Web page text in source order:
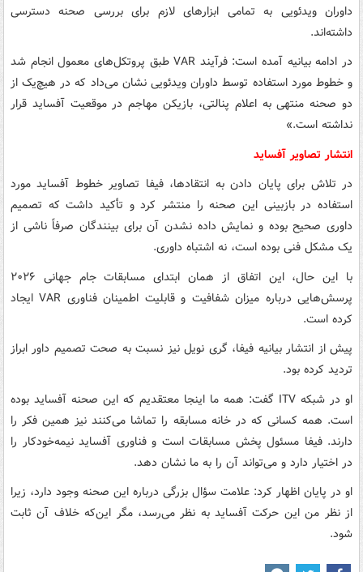
داوران ویدئویی به تمامی ابزارهای لازم برای بررسی صحنه دسترسی
داشته‌اند.
در ادامه بیانیه آمده است: فرآیند VAR طبق پروتکل‌های معمول انجام شد
و خطوط مورد استفاده توسط داوران ویدئویی نشان می‌داد که در هیچ‌یک از
دو صحنه منتهی به اعلام پنالتی، بازیکن مهاجم در موقعیت آفساید قرار
نداشته است.»
انتشار تصاویر آفساید
در تلاش برای پایان دادن به انتقادها، فیفا تصاویر خطوط آفساید مورد
استفاده در بازبینی این صحنه را منتشر کرد و تأکید داشت که تصمیم
داوری صحیح بوده و نمایش داده نشدن آن برای بینندگان صرفاً ناشی از
یک مشکل فنی بوده است، نه اشتباه داوری.
با این حال، این اتفاق از همان ابتدای مسابقات جام جهانی ۲۰۲۶
پرسش‌هایی درباره میزان شفافیت و قابلیت اطمینان فناوری VAR ایجاد
کرده است.
پیش از انتشار بیانیه فیفا، گری نویل نیز نسبت به صحت تصمیم داور ابراز
تردید کرده بود.
او در شبکه ITV گفت: همه ما اینجا معتقدیم که این صحنه آفساید بوده
است. همه کسانی که در خانه مسابقه را تماشا می‌کنند نیز همین فکر را
دارند. فیفا مسئول پخش مسابقات است و فناوری آفساید نیمه‌خودکار را
در اختیار دارد و می‌تواند آن را به ما نشان دهد.
او در پایان اظهار کرد: علامت سؤال بزرگی درباره این صحنه وجود دارد، زیرا
از نظر من این حرکت آفساید به نظر می‌رسد، مگر این‌که خلاف آن ثابت
شود.